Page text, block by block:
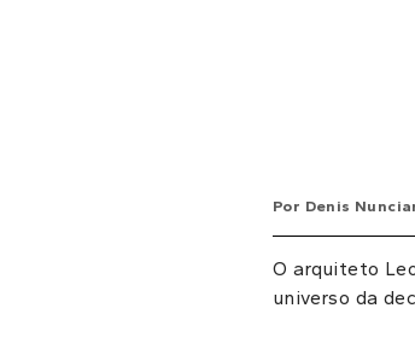
Por Denis
O arquiteto
universo da